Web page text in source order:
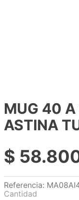
MUG 40 A
ASTINA
$ 58.
Referencia:
Cantidad